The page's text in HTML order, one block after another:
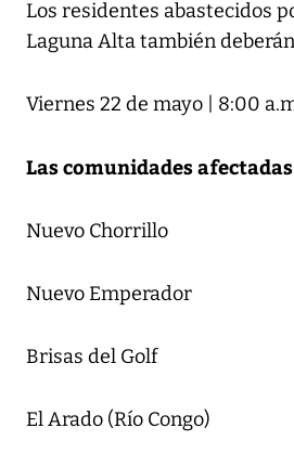
Los residentes abastecidos
Laguna Alta también
Viernes 22 de mayo | 8:00
Las comunidades
Nuevo Chorrillo
Nuevo Emperador
Brisas del Golf
El Arado (Río Congo)